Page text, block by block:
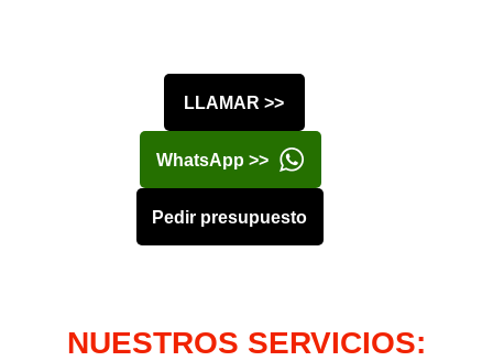
LLAMAR >>
WhatsApp >>
Pedir presupuesto
NUESTROS SERVICIOS: